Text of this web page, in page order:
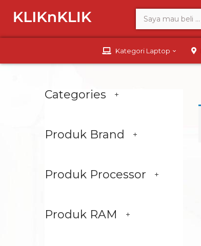
Kategori Laptop
Categories
Produk Brand
Produk Processor
Produk RAM